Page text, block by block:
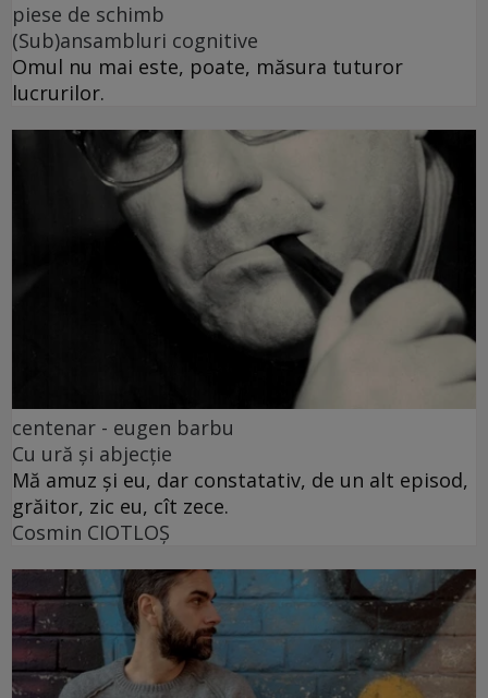
piese de schimb
(Sub)ansambluri cognitive
Omul nu mai este, poate, măsura tuturor
lucrurilor.
centenar - eugen barbu
Cu ură și abjecție
Mă amuz și eu, dar constatativ, de un alt episod,
grăitor, zic eu, cît zece.
Cosmin CIOTLOŞ